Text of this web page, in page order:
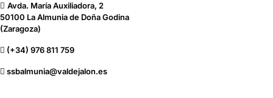
Avda. María Auxiliadora, 2
50100 La Almunia de Doña Godina
(Zaragoza)
(+34) 976 811 759
ssbalmunia@valdejalon.es